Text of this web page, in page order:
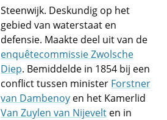
Steenwijk. Deskundig op het
gebied van waterstaat en
defensie. Maakte deel uit van de
enquêtecommissie Zwolsche
Diep. Bemiddelde in 1854 bij een
conflict tussen minister Forstner
van Dambenoy en het Kamerlid
Van Zuylen van Nijevelt en in